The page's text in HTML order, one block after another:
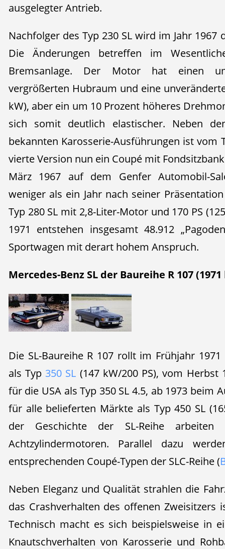
ausgelegter Antrieb.
Nachfolger des Typ 230 SL wird im Jahr 1967
Die Änderungen betreffen im
Bremsanlage. Der Motor hat einen
vergrößerten Hubraum und eine
kW), aber ein um 10 Prozent höheres
sich somit deutlich elastischer. Neben
bekannten Karosserie-Ausführungen ist vom
vierte Version nun ein Coupé mit
März 1967 auf dem Genfer Automobil-
weniger als ein Jahr nach seiner
Typ 280 SL mit 2,8-Liter-Motor und 170 PS
1971 entstehen insgesamt 48.912
Sportwagen mit derart hohem Anspruch.
Mercedes-Benz SL der Baureihe R 107 (1971
Die SL-Baureihe R 107 rollt im Frühjahr
als Typ 350 SL (147 kW/200 PS), vom
für die USA als Typ 350 SL 4.5, ab 1973 beim
für alle belieferten Märkte als Typ 450 SL
der Geschichte der SL-Reihe
Achtzylindermotoren. Parallel dazu
entsprechenden Coupé-Typen der SLC-Reihe (
Neben Eleganz und Qualität strahlen die
das Crashverhalten des offenen Zweisitzers
Technisch macht es sich beispielsweise in
Knautschverhalten von Karosserie und